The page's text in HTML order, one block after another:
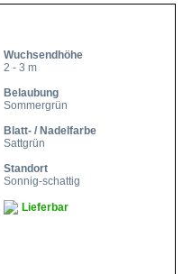
Wuchsendhöhe
2 - 3 m
Belaubung
Sommergrün
Blatt- / Nadelfarbe
Sattgrün
Standort
Sonnig-schattig
Lieferbar